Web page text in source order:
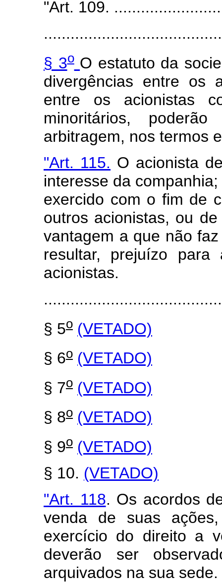
"Art. 109.
§ 3o O estatuto da
divergências entre os
entre os acionistas
minoritários,
arbitragem, nos termos
"Art. 115. O acionista
interesse da
exercido com o fim de
outros acionistas, ou
vantagem a que não
resultar, prejuízo
acionistas.
§ 5o (VETADO)
§ 6o (VETADO)
§ 7o (VETADO)
§ 8o (VETADO)
§ 9o (VETADO)
§ 10. (VETADO)
"Art. 118. Os acordos
venda de suas
exercício do direito a
deverão ser
arquivados na sua sede.